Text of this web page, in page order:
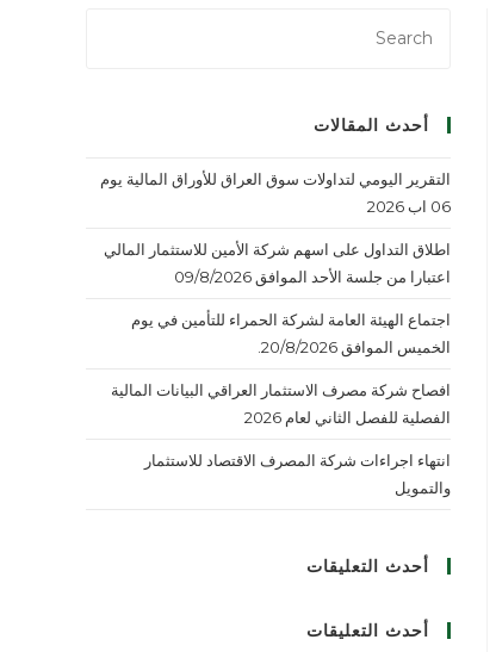
أحدث المقالات
التقرير اليومي لتداولات سوق العراق للأوراق المالية يوم
06 اب 2026
اطلاق التداول على اسهم شركة الأمين للاستثمار المالي
اعتبارا من جلسة الأحد الموافق 09/8/2026
اجتماع الهيئة العامة لشركة الحمراء للتأمين في يوم
الخميس الموافق 20/8/2026.
افصاح شركة مصرف الاستثمار العراقي البيانات المالية
الفصلية للفصل الثاني لعام 2026
انتهاء اجراءات شركة المصرف الاقتصاد للاستثمار
والتمويل
أحدث التعليقات
أحدث التعليقات